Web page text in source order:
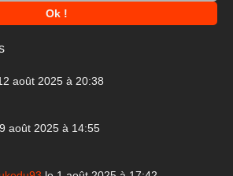
août 2025 à 20:38
août 2025 à 14:55